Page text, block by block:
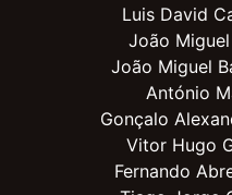
Luis David
João
João Miguel
António
Gonçalo
Vitor Hugo
Fernando